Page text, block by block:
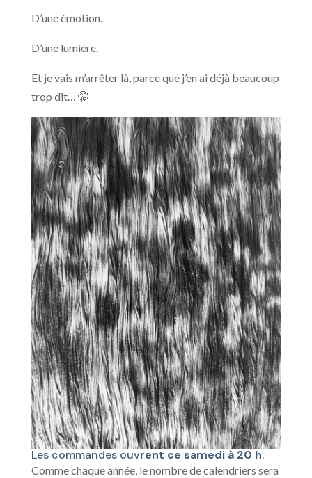
D’une émotion.
D’une lumière.
Et je vais m’arrêter là, parce que j’en ai déjà beaucoup
trop dit… 🤫
Les commandes ouvrent ce samedi à 20 h.
Comme chaque année, le nombre de calendriers sera